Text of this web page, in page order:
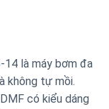
là máy bơm đa
không tự mồi.
có kiểu dáng